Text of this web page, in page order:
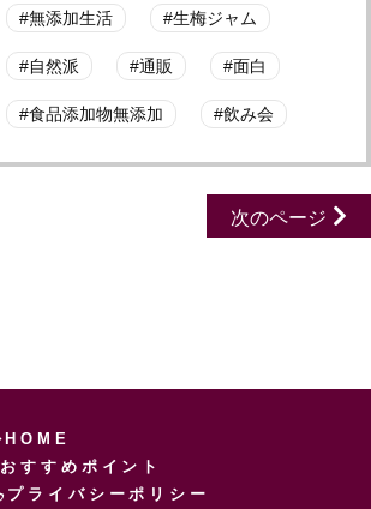
無添加生活 生梅ジャム
自然派 通販 面白
食品添加物無添加 飲み会
次のページ
HOME
おすすめポイント
プライバシーポリシー